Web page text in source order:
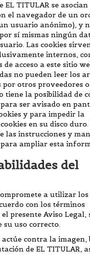
EL TITULAR se asocian
el navegador de un
usuario anónimo), y
sí mismas ningún
Las cookies
internos,
de acceso a este sitio
no pueden leer los
por otros proveedores
tiene la posibilidad de
ser avisado en
y para impedir la
en su disco
las instrucciones y
ampliar esta
del
a utilizar los
con los términos
presente Aviso Legal,
su uso correcto.
contra la imagen,
de EL TITULAR,